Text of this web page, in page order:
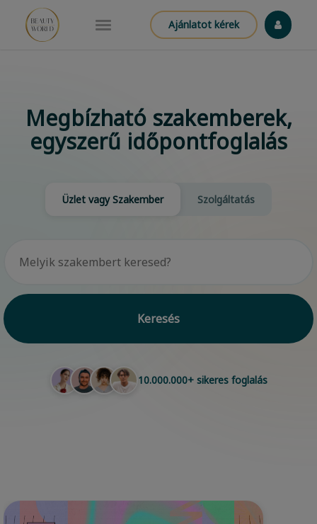
Ajánlatot kérek
Megbízható szakemberek,
egyszerű időpontfoglalás
Üzlet vagy Szakember Szolgáltatás
Keresés
10.000.000+ sikeres foglalás